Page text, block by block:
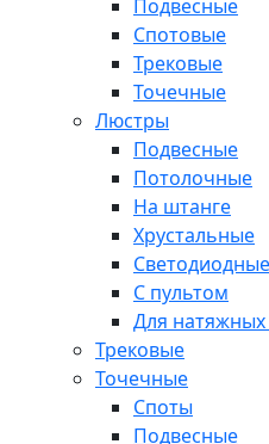
Подвесные
Спотовые
Трековые
Точечные
Люстры
Подвесные
Потолочные
На штанге
Хрустальные
Светодиодные
С пультом
Для
Трековые
Точечные
Споты
Подвесные